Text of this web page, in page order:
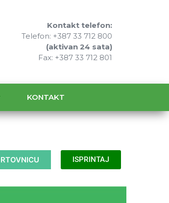
Kontakt telefon:
Telefon: +387 33 712 800
(aktivan 24 sata)
Fax: +387 33 712 801
KONTAKT
ISPRINTAJ